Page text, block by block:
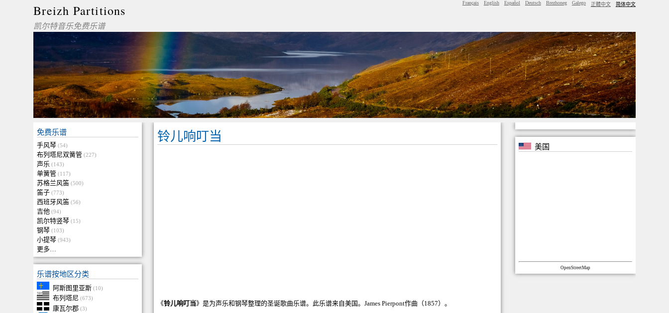
Breizh Partitions
凯尔特音乐免费乐谱
Français English Español Deutsch Brezhoneg Galego 正體中文 简体中文
免费乐谱
手风琴 (54)
布列塔尼双簧管 (227)
声乐 (143)
单簧管 (117)
苏格兰风笛 (500)
笛子 (773)
西班牙风笛 (56)
吉他 (94)
凯尔特竖琴 (15)
钢琴 (103)
小提琴 (943)
更多…
乐谱按地区分类
阿斯图里亚斯 (10)
布列塔尼 (673)
康瓦尔郡 (3)
铃儿响叮当
《铃儿响叮当》是为声乐和钢琴整理的圣诞歌曲乐谱。此乐谱来自美国。James Pierpont作曲（1857）。
美国
OpenStreetMap